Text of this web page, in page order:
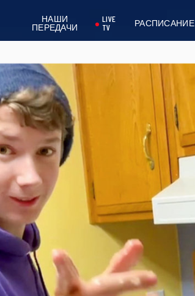
НАШИ
ПЕРЕДАЧИ
LIVE
TV
РАСПИСАНИЕ